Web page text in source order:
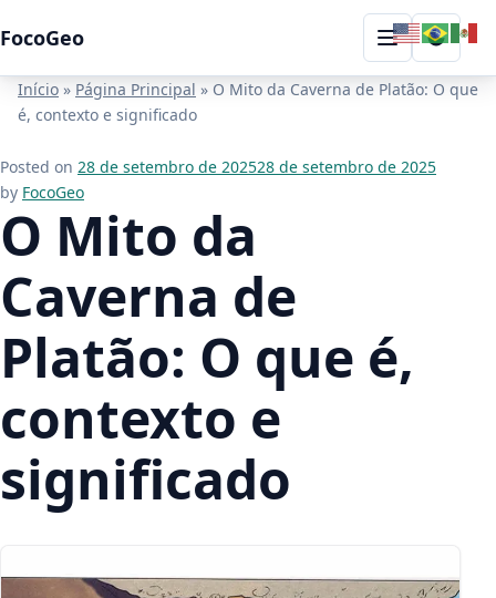
FocoGeo Menu
Início » Página Principal » O Mito da Caverna de Platão: O que
é, contexto e significado
Posted on 28 de setembro de 202528 de setembro de 2025
by FocoGeo
O Mito da
Caverna de
Platão: O que é,
contexto e
significado